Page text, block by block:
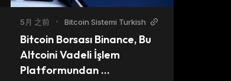
5月 之前 • Bitcoin Sistemi Turkish
Bitcoin Borsası Binance, Bu
Altcoini Vadeli İşlem
Platformundan